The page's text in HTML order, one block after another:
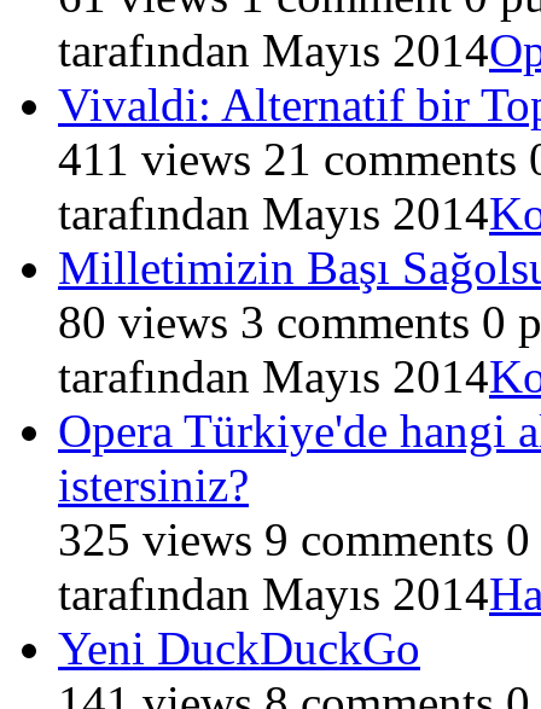
tarafından Mayıs 2014
Vivaldi: Alternatif bir
411 views 21 comments
tarafından Mayıs 2014
Milletimizin Başı
80 views 3 comments 0
tarafından Mayıs 2014
Opera Türkiye'de hangi
istersiniz?
325 views 9 comments 0
tarafından Mayıs 2014
Yeni DuckDuckGo